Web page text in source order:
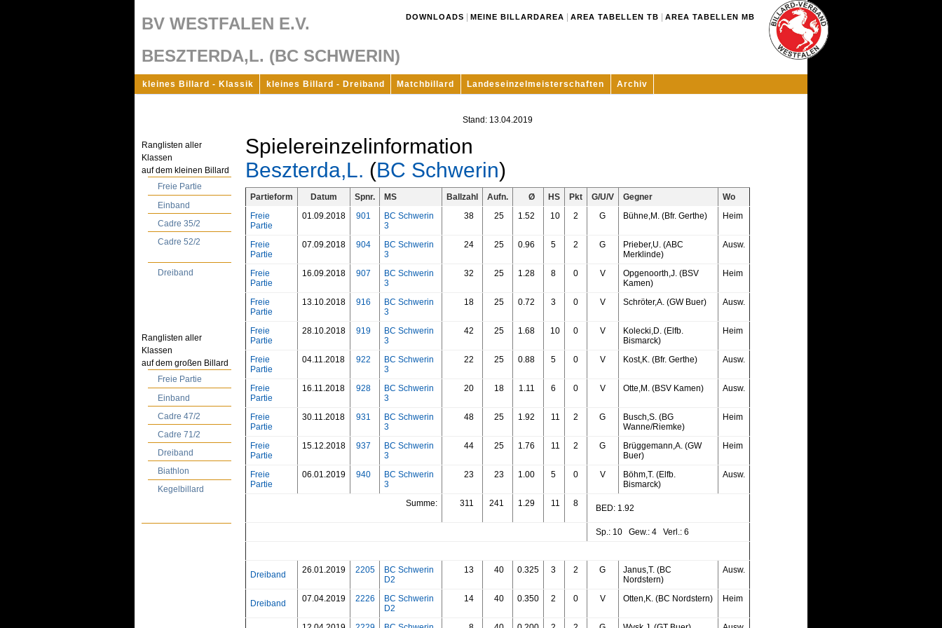
BV WESTFALEN E.V. DOWNLOADS MEINE BILLARDAREA AREA TABELLEN TB AREA TABELLEN MB
BESZTERDA,L. (BC SCHWERIN)
kleines Billard - Klassik kleines Billard - Dreiband Matchbillard Landeseinzelmeisterschaften Archiv
Ranglisten aller
Klassen
auf dem kleinen Billard
Freie Partie
Einband
Cadre 35/2
Cadre 52/2
Dreiband
Ranglisten aller
Klassen
auf dem großen Billard
Freie Partie
Einband
Cadre 47/2
Cadre 71/2
Dreiband
Biathlon
Kegelbillard
Stand: 13.04.2019
Spielereinzelinformation
Beszterda,L. (BC Schwerin)
Partieform Datum Spnr. MS Ballzahl Aufn. Ø HS Pkt G/U/V Gegner
Wo
Freie
Partie
01.09.2018 901
BC Schwerin
3
38 25 1.52 10 2 G Bühne,M. (Bfr. Gerthe) Heim
Freie
Partie
07.09.2018 904
BC Schwerin
3
24 25 0.96 5 2 G
Prieber,U. (ABC
Merklinde)
Ausw.
Freie
Partie
16.09.2018 907
BC Schwerin
3
32 25 1.28 8 0 V
Opgenoorth,J. (BSV
Kamen)
Heim
Freie
Partie
13.10.2018 916
BC Schwerin
3
18 25 0.72 3 0 V Schröter,A. (GW Buer) Ausw.
Freie
Partie
28.10.2018 919
BC Schwerin
3
42 25 1.68 10 0 V
Kolecki,D. (Elfb.
Bismarck)
Heim
Freie
Partie
04.11.2018 922
BC Schwerin
3
22 25 0.88 5 0 V Kost,K. (Bfr. Gerthe) Ausw.
Freie
Partie
16.11.2018 928
BC Schwerin
3
20 18 1.11 6 0 V Otte,M. (BSV Kamen) Ausw.
Freie
Partie
30.11.2018 931
BC Schwerin
3
48 25 1.92 11 2 G
Busch,S. (BG
Wanne/Riemke)
Heim
Freie
Partie
15.12.2018 937
BC Schwerin
3
44 25 1.76 11 2 G
Brüggemann,A. (GW
Buer)
Heim
Freie
Partie
06.01.2019 940
BC Schwerin
3
23 23 1.00 5 0 V
Böhm,T. (Elfb.
Bismarck)
Ausw.
Summe: 311 241 1.29 11 8 BED: 1.92
Sp.: 10 Gew.: 4 Verl.: 6
Dreiband 26.01.2019 2205
BC Schwerin
D2
13 40 0.325 3 2 G
Janus,T. (BC
Nordstern)
Ausw.
Dreiband 07.04.2019 2226
BC Schwerin
D2
14 40 0.350 2 0 V Otten,K. (BC Nordstern) Heim